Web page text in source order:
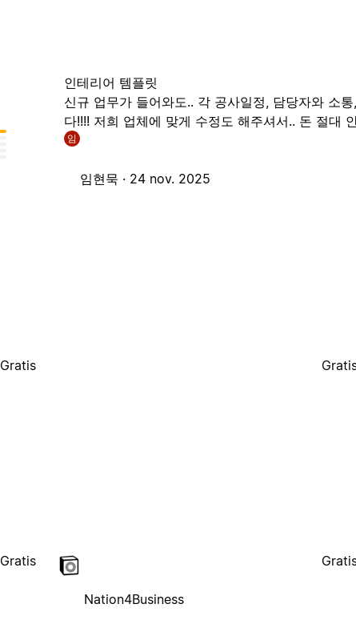
인테리어 템플릿
신규 업무가 들어와도.. 각 공사일정, 담당자와 소
다!!!! 저희 업체에 맞게 수정도 해주셔서.. 돈 절대
임
임현묵 · 24 nov. 2025
Gratis
Gratis
Nation4Business